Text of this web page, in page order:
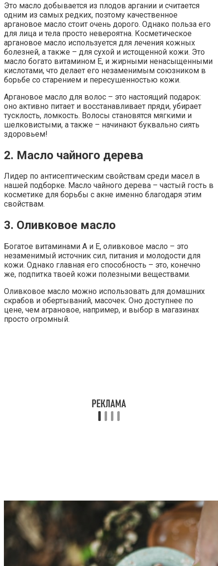
Это масло добывается из плодов аргании и считается
одним из самых редких, поэтому качественное
аргановое масло стоит очень дорого. Однако польза его
для лица и тела просто невероятна. Косметическое
аргановое масло используется для лечения кожных
болезней, а также – для сухой и истощенной кожи. Это
масло богато витамином Е, и жирными ненасыщенными
кислотами, что делает его незаменимым союзником в
борьбе со старением и пересушенностью кожи.
Аргановое масло для волос – это настоящий подарок:
оно активно питает и восстанавливает пряди, убирает
тусклость, ломкость. Волосы становятся мягкими и
шелковистыми, а также – начинают буквально сиять
здоровьем!
2. Масло чайного дерева
Лидер по антисептическим свойствам среди масел в
нашей подборке. Масло чайного дерева – частый гость в
косметике для борьбы с акне именно благодаря этим
свойствам.
3. Оливковое масло
Богатое витаминами А и Е, оливковое масло – это
незаменимый источник сил, питания и молодости для
кожи. Однако главная его способность – это, конечно
же, подпитка твоей кожи полезными веществами.
Оливковое масло можно использовать для домашних
скрабов и обертываний, масочек. Оно доступнее по
цене, чем аграновое, например, и выбор в магазинах
просто огромный.